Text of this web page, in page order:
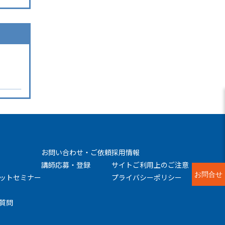
トセミナー
問
お問い合わせ・ご依頼
講師応募・登録
採用情報
サイトご利用上のご注意
プライバシーポリシー
お問合せ